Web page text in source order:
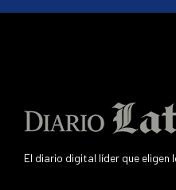
El diario digital líder que eligen